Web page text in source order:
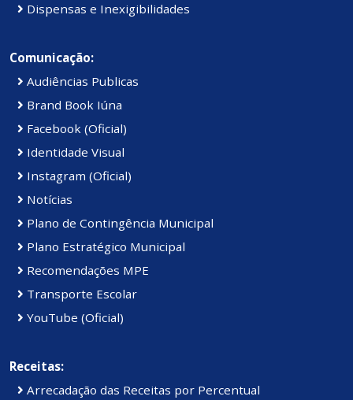
Dispensas e Inexigibilidades
Comunicação:
Audiências Publicas
Brand Book Iúna
Facebook (Oficial)
Identidade Visual
Instagram (Oficial)
Notícias
Plano de Contingência Municipal
Plano Estratégico Municipal
Recomendações MPE
Transporte Escolar
YouTube (Oficial)
Receitas:
Arrecadação das Receitas por Percentual